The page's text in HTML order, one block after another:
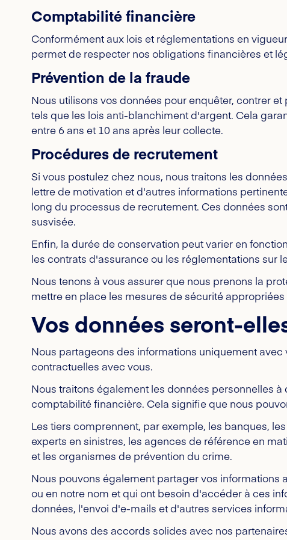
Comptabilité financière
Conformément aux lois et réglementations en
permet de respecter nos obligations financières et
Prévention de la fraude
Nous utilisons vos données pour enquêter, contrer
tels que les lois anti-blanchiment d'argent. Cela
entre 6 ans et 10 ans après leur collecte.
Procédures de recrutement
Si vous postulez chez nous, nous traitons les
lettre de motivation et d'autres informations
long du processus de recrutement. Ces données
susvisée.
Enfin, la durée de conservation peut varier en
les contrats d'assurance ou les réglementations sur
Nous tenons à vous assurer que nous prenons la
mettre en place les mesures de sécurité
Vos données seront-
Nous partageons des informations uniquement
contractuelles avec vous.
Nous traitons également les données personnelles
comptabilité financière. Cela signifie que nous
Les tiers comprennent, par exemple, les banques,
experts en sinistres, les agences de référence en
et les organismes de prévention du crime.
Nous pouvons également partager vos informations
ou en notre nom et qui ont besoin d'accéder à ces
données, l'envoi d'e-mails et d'autres services
Nous avons des accords solides avec nos